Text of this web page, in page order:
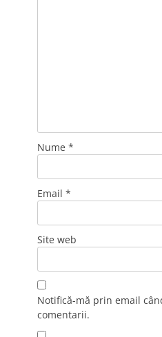
Nume *
Email *
Site web
Notifică-mă prin email
comentarii.